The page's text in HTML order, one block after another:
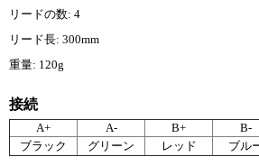
リードの数: 4
リード長: 300mm
重量: 120g
接続
A+ A- B+
B-
ブラック
グリーン レッド ブル